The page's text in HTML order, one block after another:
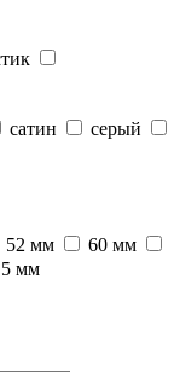
сатин
серый
52 мм
60 мм
мм